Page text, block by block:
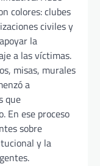
colores: clubes
civiles y
la
a las víctimas.
misas, murales
a
que
En ese proceso
sobre
y la